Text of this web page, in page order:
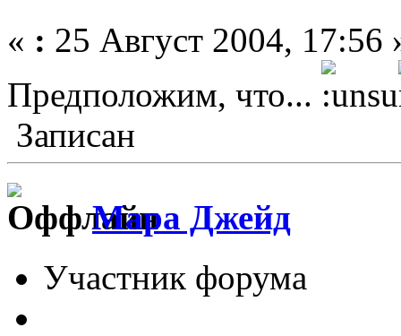
« : 25 Август 2004, 17:56
Предположим, что...
Записан
Мара Джейд
Участник форума